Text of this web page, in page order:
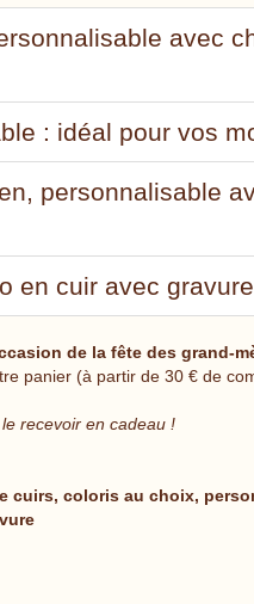
avec
: idéal pour vos
personnalisable
en cuir avec
de la fête des grand-
panier (à partir de 30 € de
recevoir en cadeau !
cuirs, coloris au choix,